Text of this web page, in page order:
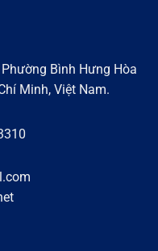
Bình Hưng Hòa
Minh, Việt Nam.